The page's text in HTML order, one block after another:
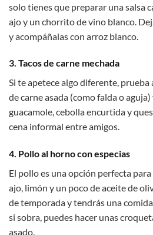
solo tienes que preparar una salsa
ajo y un chorrito de vino blanco.
y acompáñalas con arroz blanco.
3. Tacos de carne mechada
Si te apetece algo diferente, prueba
de carne asada (como falda o
guacamole, cebolla encurtida y
cena informal entre amigos.
4. Pollo al horno con especias
El pollo es una opción perfecta
ajo, limón y un poco de aceite de
de temporada y tendrás una
si sobra, puedes hacer unas
asado.